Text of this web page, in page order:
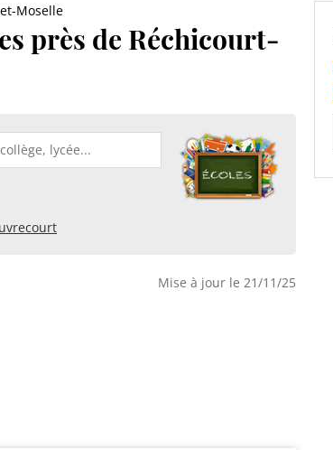
Moselle
près de Réchicourt-
Mise à jour le 21/11/25